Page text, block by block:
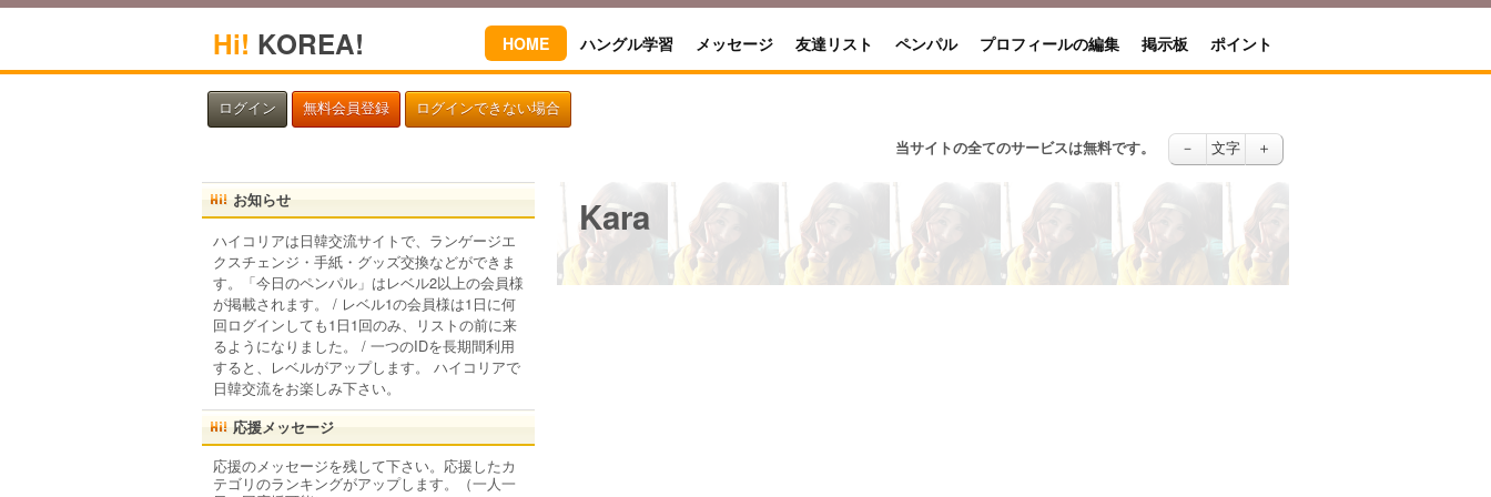
Hi! KOREA! HOME ハングル学習 メッセージ 友達リスト ペンパル プロフィールの編集 掲示板 ポイント
ログイン 無料会員登録 ログインできない場合
当サイトの全てのサービスは無料です。 － 文字 ＋
お知らせ
ハイコリアは日韓交流サイトで、ランゲージエ
クスチェンジ・手紙・グッズ交換などができま
す。「今日のペンパル」はレベル2以上の会員様
が掲載されます。 / レベル1の会員様は1日に何
回ログインしても1日1回のみ、リストの前に来
るようになりました。 / 一つのIDを長期間利用
すると、レベルがアップします。 ハイコリアで
日韓交流をお楽しみ下さい。
応援メッセージ
応援のメッセージを残して下さい。応援したカ
テゴリのランキングがアップします。（一人一
Kara